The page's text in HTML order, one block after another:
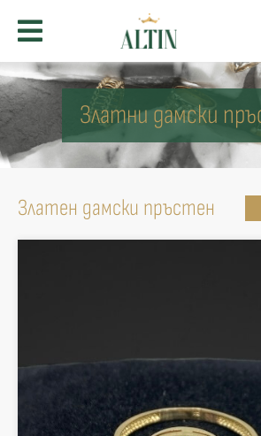
Златни дамски
Златен дамски пръстен